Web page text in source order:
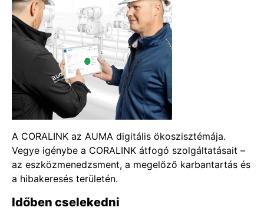
A CORALINK az AUMA digitális ökoszisztémája.
Vegye igénybe a CORALINK átfogó szolgáltatásait –
az eszközmenedzsment, a megelőző karbantartás és
a hibakeresés területén.
Időben cselekedni